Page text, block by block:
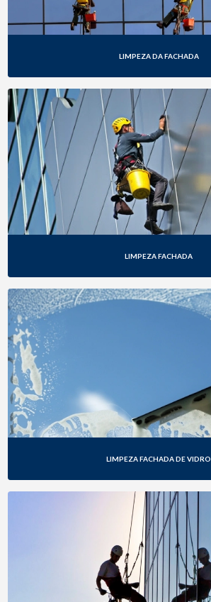
PINTURA EM FACHADAS PREDIAIS
PROJETOS EXECUTIVOS
PRUMADAS HIDRÁULICAS
REFORMA DE CONDOMÍNIOS
REFORMA DE LOJAS
REFORMA DE TELHADOS
REFORMAS PREDIAIS
REVITALIZAÇÃO DE FACHADAS
TEXTURA PARA FACHADAS
LIMPEZA DA FACHADA
LIMPEZA FACHADA
LIMPEZA FACHADA DE VIDRO